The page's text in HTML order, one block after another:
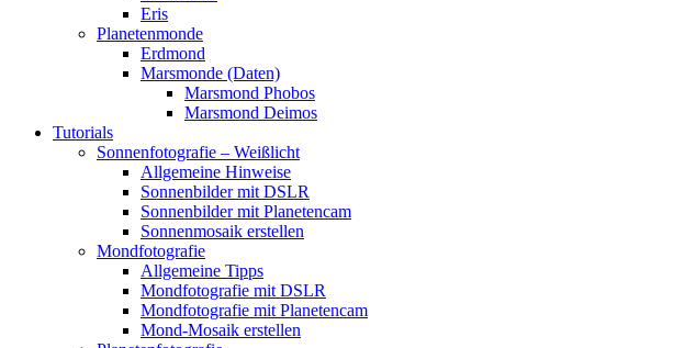
Eris
Planetenmonde
Erdmond
Marsmonde (Daten)
Marsmond Phobos
Marsmond Deimos
Tutorials
Sonnenfotografie – Weißlicht
Allgemeine Hinweise
Sonnenbilder mit DSLR
Sonnenbilder mit Planetencam
Sonnenmosaik erstellen
Mondfotografie
Allgemeine Tipps
Mondfotografie mit DSLR
Mondfotografie mit Planetencam
Mond-Mosaik erstellen